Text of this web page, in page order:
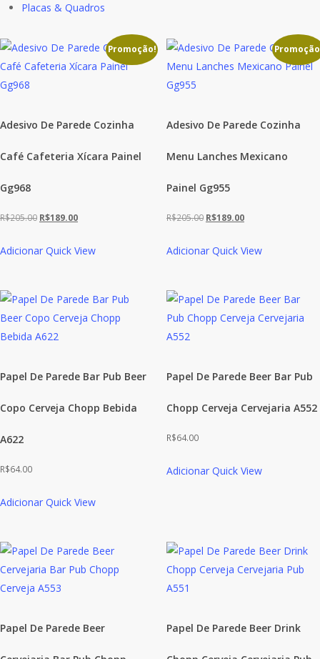
Placas & Quadros
Promoção!
Adesivo De Parede Cozinha
Café Cafeteria Xícara Painel
Gg968
R$205.00 O
original
R$189.00O
atual
Adicionar Quick View
Adesivo De Parede Cozinha
Menu Lanches Mexicano
Painel Gg955
R$205.00 O
original
R$189.00O
atual
Adicionar Quick View
Papel De Parede Bar Pub Beer
Copo Cerveja Chopp Bebida
A622
R$64.00
Adicionar Quick View
Papel De Parede Beer Bar Pub
Chopp Cerveja Cervejaria A552
R$64.00
Adicionar Quick View
Papel De Parede Beer Papel De Parede Beer Drink